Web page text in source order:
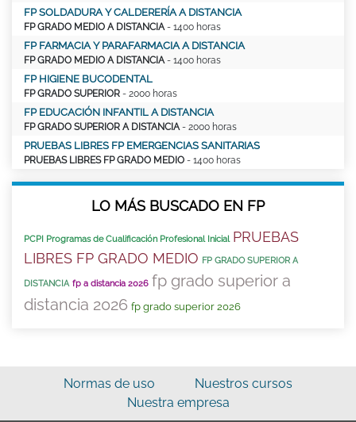
FP SOLDADURA Y CALDERERÍA A DISTANCIA
FP GRADO MEDIO A DISTANCIA - 1400 horas
FP FARMACIA Y PARAFARMACIA A DISTANCIA
FP GRADO MEDIO A DISTANCIA - 1400 horas
FP HIGIENE BUCODENTAL
FP GRADO SUPERIOR - 2000 horas
FP EDUCACIÓN INFANTIL A DISTANCIA
FP GRADO SUPERIOR A DISTANCIA - 2000 horas
PRUEBAS LIBRES FP EMERGENCIAS SANITARIAS
PRUEBAS LIBRES FP GRADO MEDIO - 1400 horas
LO MÁS BUSCADO EN FP
PCPI Programas de Cualificación Profesional Inicial PRUEBAS
LIBRES FP GRADO MEDIO FP GRADO SUPERIOR A
DISTANCIA fp a distancia 2026 fp grado superior a
distancia 2026 fp grado superior 2026
Normas de uso
Nuestros cursos
Nuestra empresa